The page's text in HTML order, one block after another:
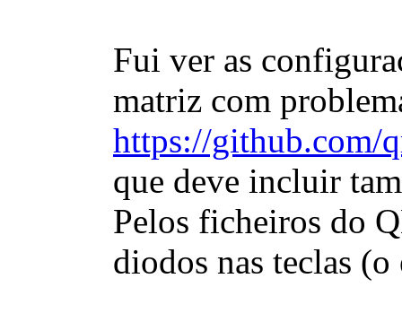
Fui ver as
matriz com
https://github.com/
que deve incluir
Pelos ficheiros do
diodos nas teclas